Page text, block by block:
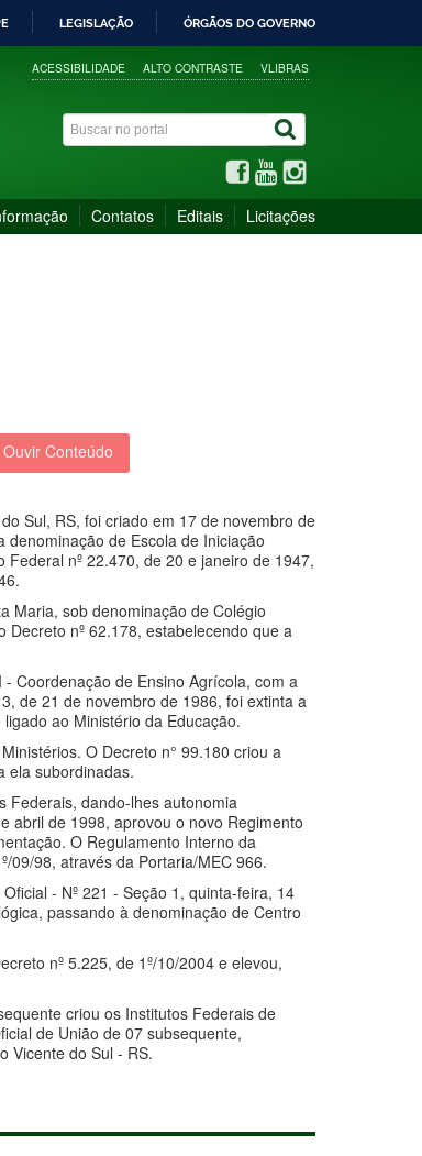
LEGISLAÇÃO ÓRGÃOS DO GOVERNO
ACESSIBILIDADE ALTO CONTRASTE VLIBRAS
Contatos Editais Licitações
Ouvir Conteúdo
Sul, RS, foi criado em 17 de novembro de
de Escola de Iniciação
nº 22.470, de 20 e janeiro de 1947,
Maria, sob denominação de Colégio
nº 62.178, estabelecendo que a
Coordenação de Ensino Agrícola, com a
de 21 de novembro de 1986, foi extinta a
ao Ministério da Educação.
O Decreto n° 99.180 criou a
ela subordinadas.
Federais, dando-lhes autonomia
abril de 1998, aprovou o novo Regimento
O Regulamento Interno da
09/98, através da Portaria/MEC 966.
- Nº 221 - Seção 1, quinta-feira, 14
passando à denominação de Centro
nº 5.225, de 1º/10/2004 e elevou,
criou os Institutos Federais de
de União de 07 subsequente,
Vicente do Sul - RS.